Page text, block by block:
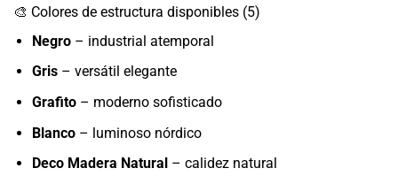
🎨 Colores de estructura disponibles (5)
Negro– industrial atemporal
Gris– versátil elegante
Grafito– moderno sofisticado
Blanco– luminoso nórdico
Deco Madera Natural– calidez natural